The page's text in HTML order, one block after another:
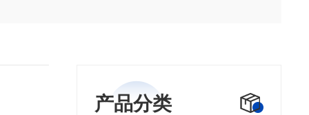
产品分类